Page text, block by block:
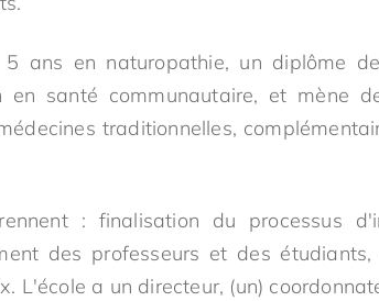
ans en naturopathie, un diplôme
santé communautaire, et mène
traditionnelles,
: finalisation du processus
des professeurs et des
L'école a un directeur, (un)